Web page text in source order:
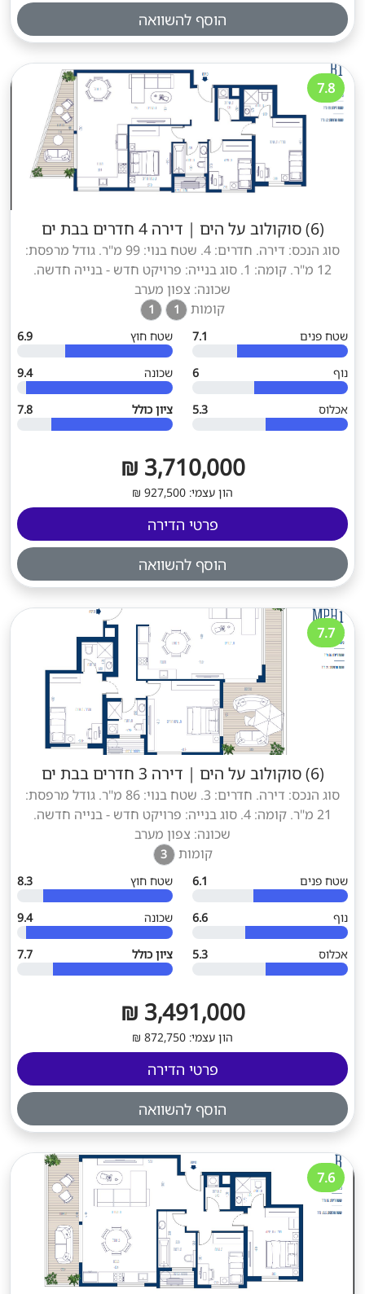
הוסף להשוואה
7.8
(6) סוקולוב על הים | דירה 4 חדרים בבת ים
סוג הנכס: דירה. חדרים: 4. שטח בנוי: 99 מ"ר. גודל מרפסת:
12 מ"ר. קומה: 1. סוג בנייה: פרויקט חדש - בנייה חדשה.
שכונה: צפון מערב
קומות
1
1
שטח פנים
7.1 שטח חוץ 6.9
נוף 6 שכונה 9.4
אכלוס 5.3 ציון כולל 7.8
3,710,000 ₪
הון עצמי: 927,500 ₪
פרטי הדירה
הוסף להשוואה
7.7
(6) סוקולוב על הים | דירה 3 חדרים בבת ים
סוג הנכס: דירה. חדרים: 3. שטח בנוי: 86 מ"ר. גודל מרפסת:
21 מ"ר. קומה: 4. סוג בנייה: פרויקט חדש - בנייה חדשה.
שכונה: צפון מערב
קומות
3
שטח פנים
6.1 שטח חוץ 8.3
נוף 6.6 שכונה 9.4
אכלוס 5.3 ציון כולל 7.7
3,491,000 ₪
הון עצמי: 872,750 ₪
פרטי הדירה
הוסף להשוואה
7.6